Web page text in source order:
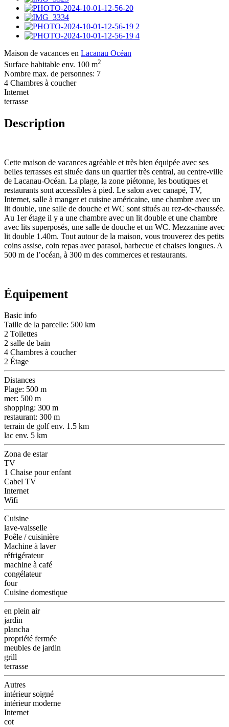
Maison de vacances en Lacanau Océan
Surface habitable env. 100 m2
Nombre max. de personnes: 7
4 Chambres à coucher
Internet
terrasse
Description
Cette maison de vacances agréable et très bien équipée avec ses
belles terrasses est située dans un quartier très central, au centre-ville
de Lacanau-Océan. La plage, la zone piétonne, les boutiques et
restaurants sont accessibles à pied. Le salon avec canapé, TV,
Internet, salle à manger et cuisine américaine, une chambre avec un
lit double, une salle de douche et WC sont situés au rez-de-chaussée.
Au 1er étage il y a une chambre avec un lit double et une chambre
avec lits superposés, une salle de douche et un WC. Mezzanine avec
lit double 1.40m. Tout autour de la maison, vous trouverez des petits
coins assise, coin repas avec parasol, barbecue et chaises longues. A
500 m de l’océan, à 300 m des commerces et restaurants.
Équipement
Basic info
Taille de la parcelle: 500 km
2 Toilettes
2 salle de bain
4 Chambres à coucher
2 Étage
Distances
Plage: 500 m
mer: 500 m
shopping: 300 m
restaurant: 300 m
terrain de golf env. 1.5 km
lac env. 5 km
Zona de estar
TV
1 Chaise pour enfant
Cabel TV
Internet
Wifi
Cuisine
lave-vaisselle
Poêle / cuisinière
Machine à laver
réfrigérateur
machine à café
congélateur
four
Cuisine domestique
en plein air
jardin
plancha
propriété fermée
meubles de jardin
grill
terrasse
Autres
intérieur soigné
intérieur moderne
Internet
cot